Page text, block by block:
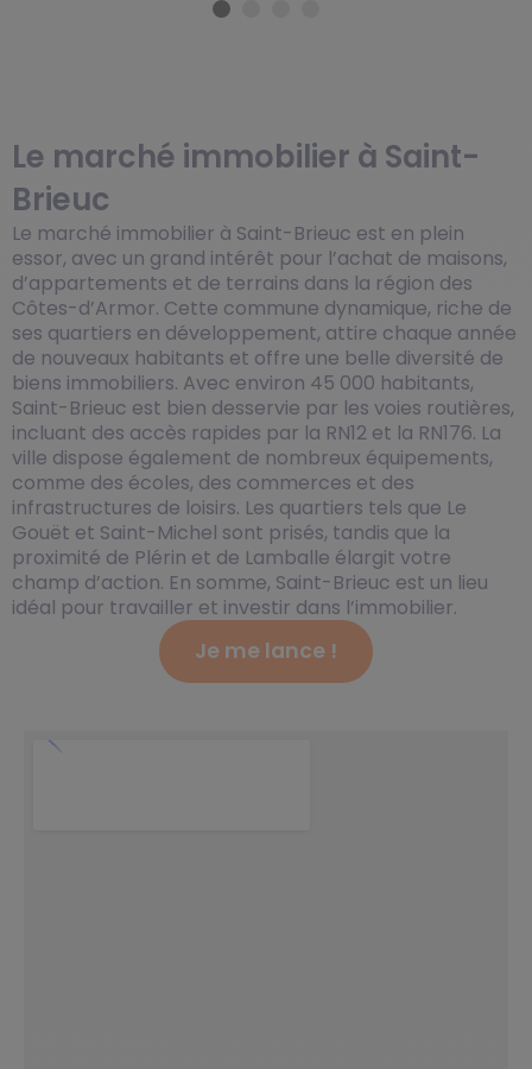
Le marché immobilier à Saint-
Brieuc
Le marché immobilier à Saint-Brieuc est en plein
essor, avec un grand intérêt pour l’achat de maisons,
d’appartements et de terrains dans la région des
Côtes-d’Armor. Cette commune dynamique, riche de
ses quartiers en développement, attire chaque année
de nouveaux habitants et offre une belle diversité de
biens immobiliers. Avec environ 45 000 habitants,
Saint-Brieuc est bien desservie par les voies routières,
incluant des accès rapides par la RN12 et la RN176. La
ville dispose également de nombreux équipements,
comme des écoles, des commerces et des
infrastructures de loisirs. Les quartiers tels que Le
Gouët et Saint-Michel sont prisés, tandis que la
proximité de Plérin et de Lamballe élargit votre
champ d’action. En somme, Saint-Brieuc est un lieu
idéal pour travailler et investir dans l’immobilier.
Je me lance !